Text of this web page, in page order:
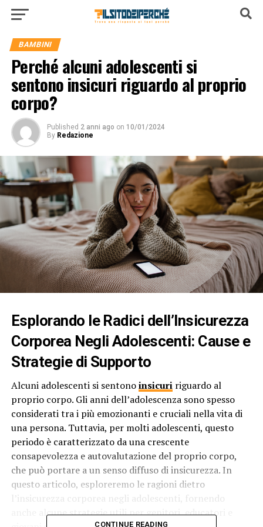
BAMBINI
Perché alcuni adolescenti si
sentono insicuri riguardo al proprio
corpo?
Published 2 anni ago on 10/01/2024
By Redazione
Esplorando le Radici dell’Insicurezza
Corporea Negli Adolescenti: Cause e
Strategie di Supporto
Alcuni adolescenti si sentonoinsicuririguardo al
proprio corpo. Gli anni dell’adolescenza sono spesso
considerati tra i più emozionanti e cruciali nella vita di
una persona. Tuttavia, per molti adolescenti, questo
periodo è caratterizzato da una crescente
consapevolezza e autovalutazione del proprio corpo,
che può portare a un senso diffuso di insicurezza. In
questo articolo, esploreremo le ragioni dietro
l’insicurezza corporea negli adolescenti, fornendo
anche alcune strategie utili per genitori, educatori e
CONTINUE READING